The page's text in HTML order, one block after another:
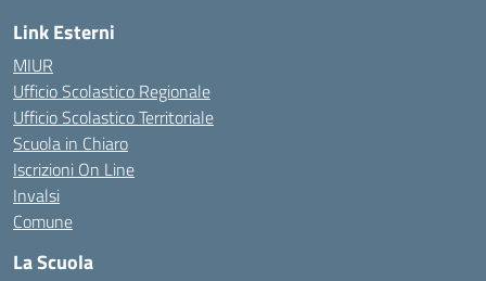
Link Esterni
MIUR
Ufficio Scolastico Regionale
Ufficio Scolastico Territoriale
Scuola in Chiaro
Iscrizioni On Line
Invalsi
Comune
La Scuola